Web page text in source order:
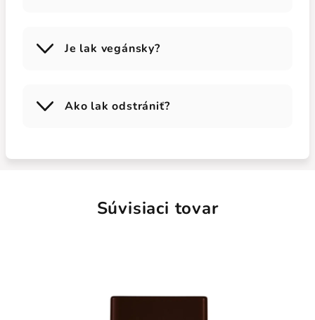
Je lak vegánsky?
Ako lak odstrániť?
Súvisiaci tovar